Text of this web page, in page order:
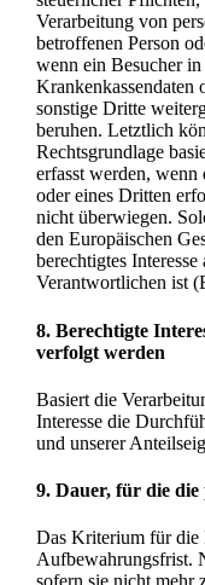
Verarbeitung von
betroffenen Person
wenn ein Besucher
Krankenkassendaten
sonstige Dritte
beruhen. Letztlich
Rechtsgrundlage
erfasst werden, wenn
oder eines Dritten
nicht überwiegen.
den Europäischen
berechtigtes
Verantwortlichen ist
8. Berechtigte
verfolgt werden
Basiert die
Interesse die
und unserer
9. Dauer, für die die
Das Kriterium für die
Aufbewahrungsfrist.